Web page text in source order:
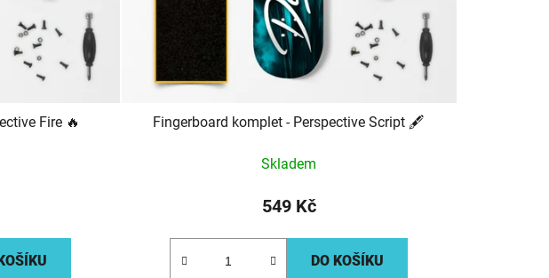
Fire 🔥 Fingerboard komplet - Perspective Script 🖋️
Skladem
549 Kč
DO KOŠÍKU